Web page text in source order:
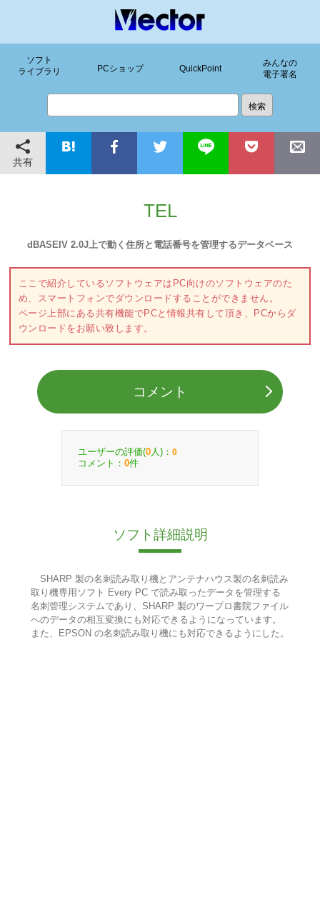
ソフト
ライブラリ
PCショップ QuickPoint
みんなの
電子署名
共有
TEL
dBASEIV 2.0J上で動く住所と電話番号を管理するデータベース
ここで紹介しているソフトウェアはPC向けのソフトウェアのた
め、スマートフォンでダウンロードすることができません。
ページ上部にある共有機能でPCと情報共有して頂き、PCからダ
ウンロードをお願い致します。
コメント
ユーザーの評価(0 人)： 0
コメント： 0件
ソフト詳細説明
SHARP 製の名刺読み取り機とアンテナハウス製の名刺読み
取り機専用ソフト Every PC で読み取ったデータを管理する
名刺管理システムであり、SHARP 製のワープロ書院ファイル
へのデータの相互変換にも対応できるようになっています。
また、EPSON の名刺読み取り機にも対応できるようにした。